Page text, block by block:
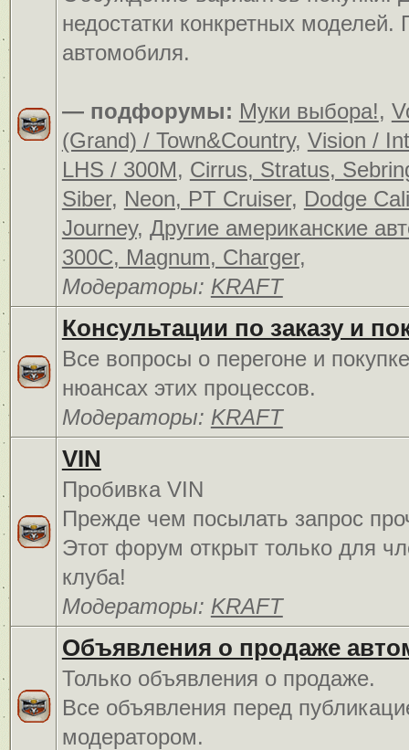
недостатки конкретных
автомобиля.
— подфорумы: Муки выбора!,
(Grand) / Town&Country, Vision /
LHS / 300M, Cirrus, Stratus,
Siber, Neon, PT Cruiser, Dodge
Journey, Другие американские
300C, Magnum, Charger,
Модераторы: KRAFT
Консультации по заказу и
Все вопросы о перегоне и
нюансах этих процессов.
Модераторы: KRAFT
VIN
Пробивка VIN
Прежде чем посылать запрос
Этот форум открыт только для
клуба!
Модераторы: KRAFT
Объявления о продаже
Только объявления о продаже.
Все объявления перед
модератором.